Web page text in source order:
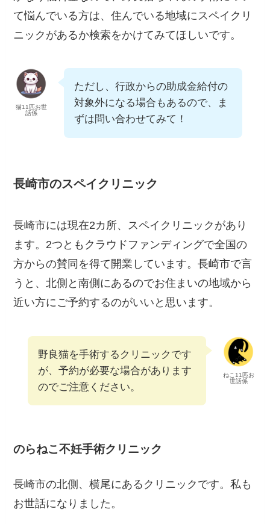
て悩んでいる方は、住んでいる地域にスペイクリ
ニックがあるか検索をかけてみてほしいです。
猫11匹お世
話係
ただし、行政からの助成金給付の
対象外になる場合もあるので、ま
ずは問い合わせてみて！
長崎市のスペイクリニック
長崎市には現在2カ所、スペイクリニックがあり
ます。2つともクラウドファンディングで全国の
方からの賛同を得て開業しています。長崎市で言
うと、北側と南側にあるのでお住まいの地域から
近い方にご予約するのがいいと思います。
ねこ11匹お
世話係
野良猫を手術するクリニックです
が、予約が必要な場合があります
のでご注意ください。
のらねこ不妊手術クリニック
長崎市の北側、横尾にあるクリニックです。私も
お世話になりました。